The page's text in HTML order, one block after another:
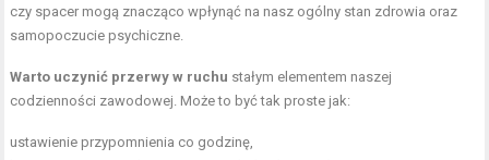
czy spacer mogą znacząco wpłynąć na nasz ogólny stan zdrowia oraz
samopoczucie psychiczne.
Warto uczynić przerwy w ruchu stałym elementem naszej
codzienności zawodowej. Może to być tak proste jak:
ustawienie przypomnienia co godzinę,